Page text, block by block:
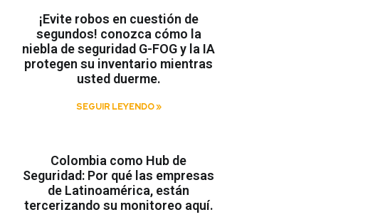
¡Evite robos en cuestión de
segundos! conozca cómo la
niebla de seguridad G-FOG y la IA
protegen su inventario mientras
usted duerme.
SEGUIR LEYENDO »
Colombia como Hub de
Seguridad: Por qué las empresas
de Latinoamérica, están
tercerizando su monitoreo aquí.